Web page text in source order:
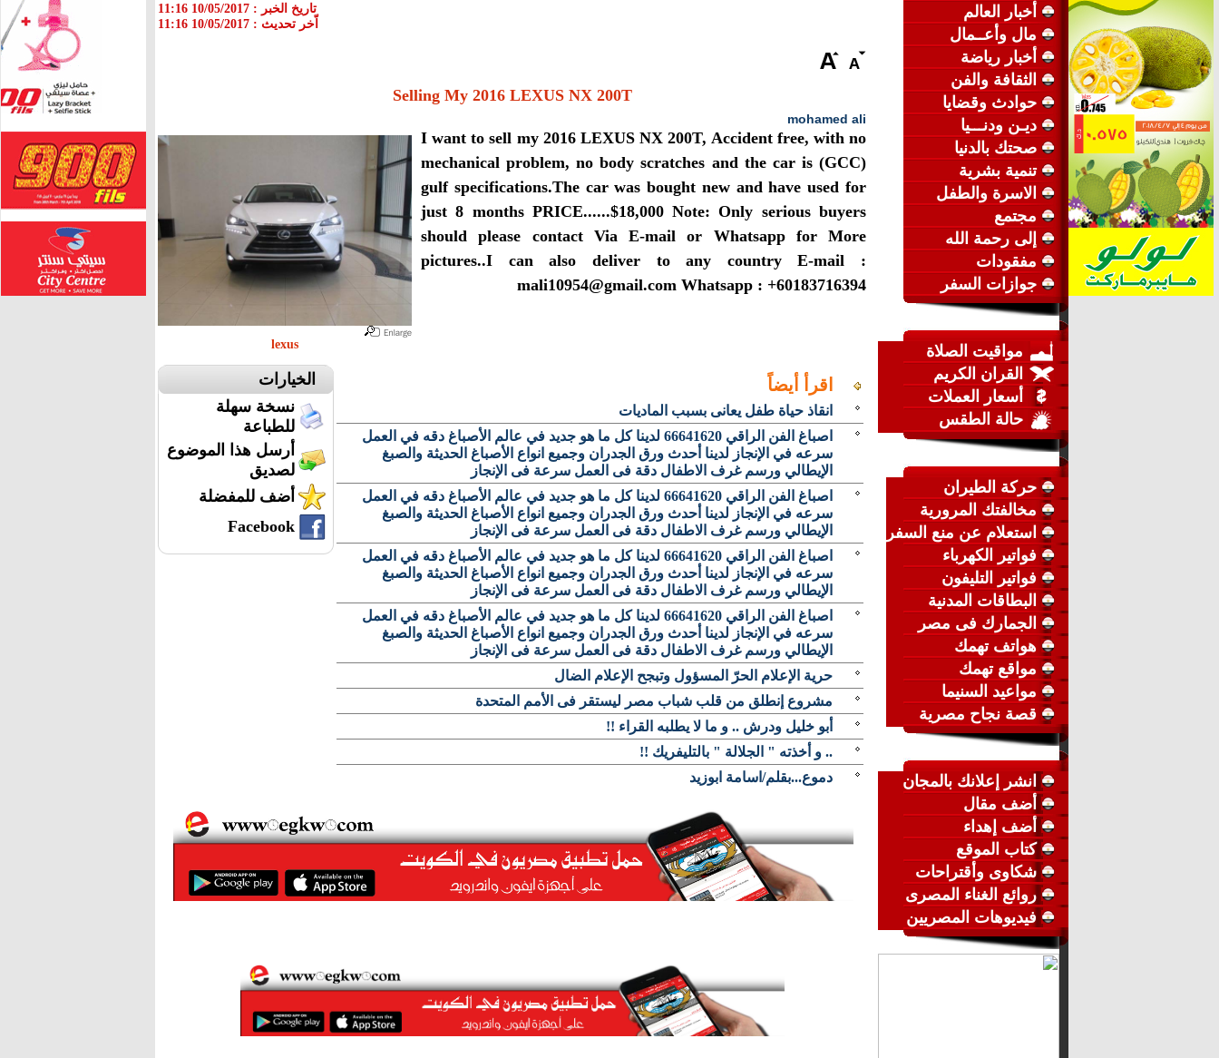
أخبار العالم
مال وأعــمال
أخبار رياضة
الثقافة والفن
حوادث وقضايا
ديـن ودنـــيا
صحتك بالدنيا
تنمية بشرية
الاسرة والطفل
مجتمع
إلى رحمة الله
مفقودات
جوازات السفر
مواقيت الصلاة
القران الكريم
أسعار العملات
حالة الطقس
حركة الطيران
مخالفتك المرورية
استعلام عن منع السفر
فواتير الكهرباء
فواتير التليفون
البطاقات المدنية
الجمارك فى مصر
هواتف تهمك
مواقع تهمك
مواعيد السنيما
قصة نجاح مصرية
انشر إعلانك بالمجان
أضف مقال
أضف إهداء
كتاب الموقع
شكاوى وأقتراحات
روائع الغناء المصرى
فيديوهات المصريين
تاريخ الخبر : 10/05/2017 11:16
اّخر تحديث : 10/05/2017 11:16
Selling My 2016 LEXUS NX 200T
mohamed ali
lexus
I want to sell my 2016 LEXUS NX 200T, Accident free, with no
mechanical problem, no body scratches and the car is (GCC)
gulf specifications.The car was bought new and have used for
just 8 months PRICE......$18,000 Note: Only serious buyers
should please contact Via E-mail or Whatsapp for More
pictures..I can also deliver to any country E-mail :
mali10954@gmail.com Whatsapp : +60183716394
الخيارات
نسخة سهلة
للطباعة
أرسل هذا الموضوع
لصديق
أضف للمفضلة
Facebook
اقرأ أيضاً
انقاذ حياة طفل يعانى بسبب الماديات
اصباغ الفن الراقي 66641620 لدينا كل ما هو جديد في عالم الأصباغ دقه في العمل
سرعه في الإنجاز لدينا أحدث ورق الجدران وجميع انواع الأصباغ الحديثة والصبغ
الإيطالي ورسم غرف الاطفال دقة فى العمل سرعة فى الإنجاز
اصباغ الفن الراقي 66641620 لدينا كل ما هو جديد في عالم الأصباغ دقه في العمل
سرعه في الإنجاز لدينا أحدث ورق الجدران وجميع انواع الأصباغ الحديثة والصبغ
الإيطالي ورسم غرف الاطفال دقة فى العمل سرعة فى الإنجاز
اصباغ الفن الراقي 66641620 لدينا كل ما هو جديد في عالم الأصباغ دقه في العمل
سرعه في الإنجاز لدينا أحدث ورق الجدران وجميع انواع الأصباغ الحديثة والصبغ
الإيطالي ورسم غرف الاطفال دقة فى العمل سرعة فى الإنجاز
اصباغ الفن الراقي 66641620 لدينا كل ما هو جديد في عالم الأصباغ دقه في العمل
سرعه في الإنجاز لدينا أحدث ورق الجدران وجميع انواع الأصباغ الحديثة والصبغ
الإيطالي ورسم غرف الاطفال دقة فى العمل سرعة فى الإنجاز
حرية الإعلام الحرّ المسؤول وتبجح الإعلام الضال
مشروع إنطلق من قلب شباب مصر ليستقر فى الأمم المتحدة
أبو خليل ودرش .. و ما لا يطلبه القراء !!
.. و أخذته " الجلالة " بالتليفريك !!
دموع...بقلم/اسامة ابوزيد